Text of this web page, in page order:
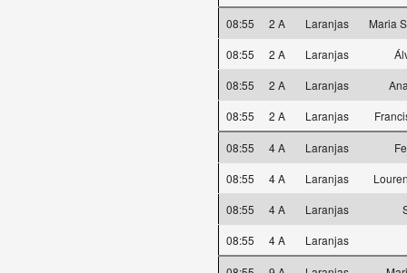
08:55 2 A Laranjas
Maria
08:55
2 A Laranjas
08:55
2 A Laranjas
08:55
2 A Laranjas
08:55 4 A Laranjas
08:55
4 A Laranjas
08:55
4 A Laranjas
08:55
4 A Laranjas